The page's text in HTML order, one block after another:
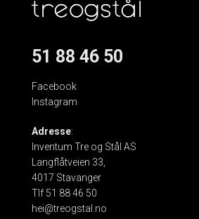
51 88 46 50
Facebook
Instagram
Adresse:
Inventum Tre og Stål AS
Langflåtveien 33,
4017 Stavanger
Tlf 51 88 46 50
hei@treogstal.no